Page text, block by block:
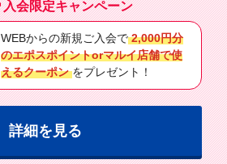
入会限定キャンペーン
WEBからの新規ご入会で 2,000円分
のエポスポイントorマルイ店舗で使
えるクーポン をプレゼント！
詳細を見る